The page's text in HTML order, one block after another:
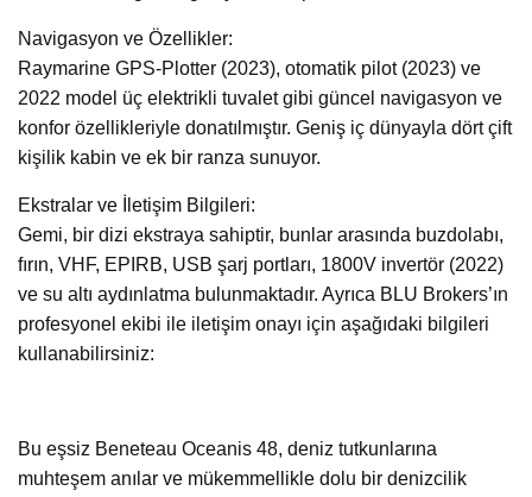
Navigasyon ve Özellikler:
Raymarine GPS-Plotter (2023), otomatik pilot (2023) ve
2022 model üç elektrikli tuvalet gibi güncel navigasyon ve
konfor özellikleriyle donatılmıştır. Geniş iç dünyayla dört çift
kişilik kabin ve ek bir ranza sunuyor.
Ekstralar ve İletişim Bilgileri:
Gemi, bir dizi ekstraya sahiptir, bunlar arasında buzdolabı,
fırın, VHF, EPIRB, USB şarj portları, 1800V invertör (2022)
ve su altı aydınlatma bulunmaktadır. Ayrıca BLU Brokers’ın
profesyonel ekibi ile iletişim onayı için aşağıdaki bilgileri
kullanabilirsiniz:
Bu eşsiz Beneteau Oceanis 48, deniz tutkunlarına
muhteşem anılar ve mükemmellikle dolu bir denizcilik